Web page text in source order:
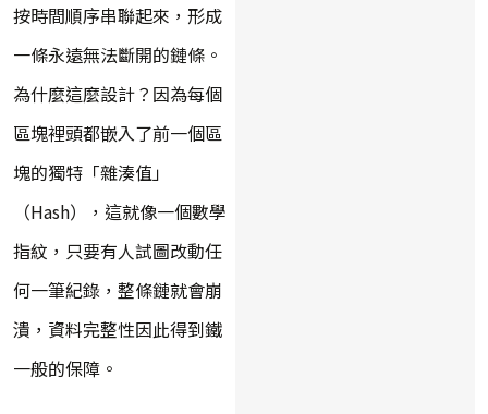
按時間順序串聯起來，形成
一條永遠無法斷開的鏈條。
為什麼這麼設計？因為每個
區塊裡頭都嵌入了前一個區
塊的獨特「雜湊值」
（Hash），這就像一個數學
指紋，只要有人試圖改動任
何一筆紀錄，整條鏈就會崩
潰，資料完整性因此得到鐵
一般的保障。